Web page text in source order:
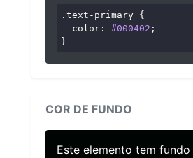
.text-primary {
color : #000402 ;
}
COR DE FUNDO
Este elemento tem